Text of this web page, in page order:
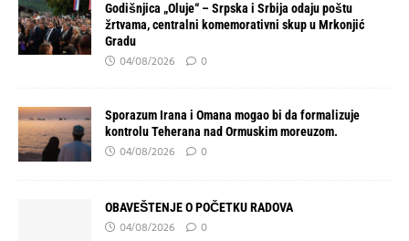
Godišnjica „Oluje“ – Srpska i Srbija odaju poštu
žrtvama, centralni komemorativni skup u Mrkonjić
Gradu
04/08/2026 0
Sporazum Irana i Omana mogao bi da formalizuje
kontrolu Teherana nad Ormuskim moreuzom.
04/08/2026 0
OBAVEŠTENJE O POČETKU RADOVA
04/08/2026 0